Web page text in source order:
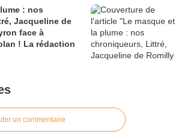
: nos
Jacqueline de
face à
! La rédaction
un commentaire